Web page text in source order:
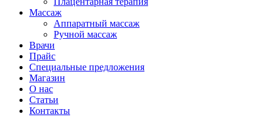
Массаж
Аппаратный массаж
Ручной массаж
Врачи
Прайс
Специальные предложения
Магазин
О нас
Статьи
Контакты